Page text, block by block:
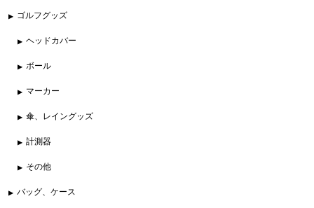
ゴルフグッズ
ヘッドカバー
ボール
マーカー
傘、レイングッズ
計測器
その他
バッグ、ケース